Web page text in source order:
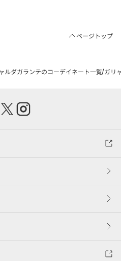
ページトップ
ルダガランテのコーデイネート一覧 ガリ